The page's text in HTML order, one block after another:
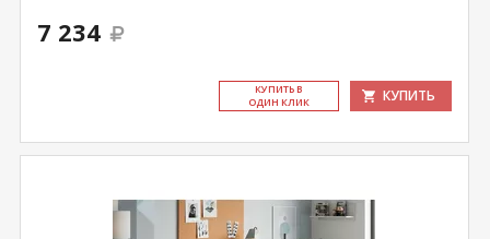
7 234
КУ­ПИТЬ В
ОДИН КЛИК
КУПИТЬ